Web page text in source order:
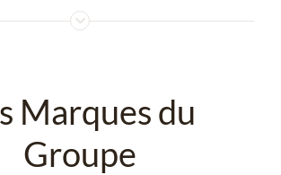
Marques du
Groupe